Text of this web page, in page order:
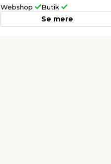
Webshop Butik
Se mere